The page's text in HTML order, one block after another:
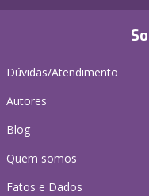
Dúvidas/Atendimento
Autores
Blog
Quem somos
Fatos e Dados